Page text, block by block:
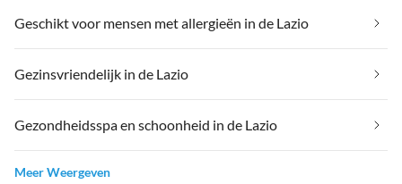
Geschikt voor mensen met allergieën in de Lazio
Gezinsvriendelijk in de Lazio
Gezondheidsspa en schoonheid in de Lazio
Meer Weergeven